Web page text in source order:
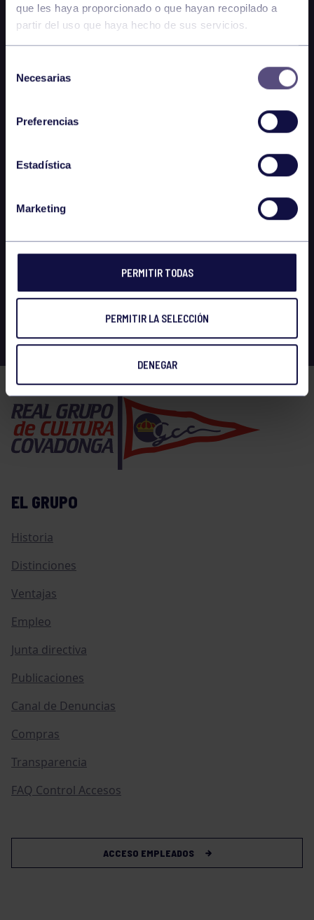
que les haya proporcionado o que hayan recopilado a
partir del uso que haya hecho de sus servicios.
Necesarias
Preferencias
Estadística
Marketing
PERMITIR TODAS
PERMITIR LA SELECCIÓN
DENEGAR
EL GRUPO
Historia
Distinciones
Ventajas
Empleo
Junta directiva
Publicaciones
Canal de Denuncias
Compras
Transparencia
FAQ Control Accesos
ACCESO EMPLEADOS